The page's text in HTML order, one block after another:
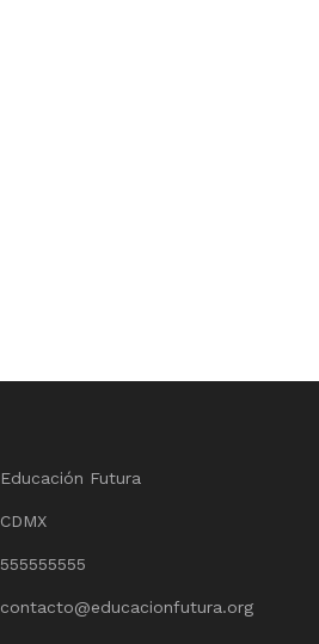
Educación Futura
CDMX
555555555
contacto@educacionfutura.org